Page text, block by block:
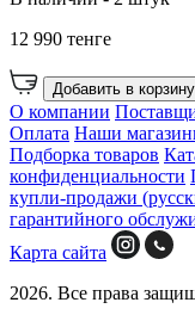
12 990 тенге
Добавить в корзину
О компании
Оплата Наши
Подборка товаров
конфиденциальности
купли-продажи
гарантийного
Карта сайта
2026. Все права